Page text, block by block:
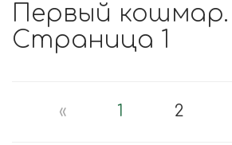
Первый кошмар.
Страница 1
« 1 2